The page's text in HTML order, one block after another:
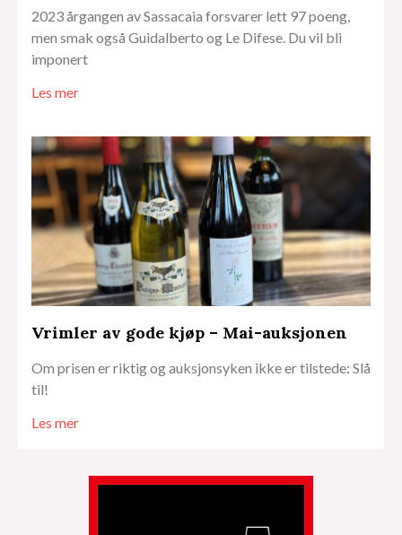
2023 årgangen av Sassacaia forsvarer lett 97 poeng,
men smak også Guidalberto og Le Difese. Du vil bli
imponert
Les mer
Vrimler av gode kjøp – Mai-auksjonen
Om prisen er riktig og auksjonsyken ikke er tilstede: Slå
til!
Les mer